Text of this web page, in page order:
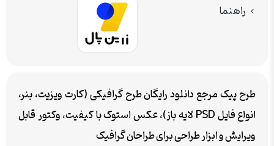
راهنما
طرح پیک مرجع دانلود رایگان طرح گرافیکی (کارت ویزیت، بنر،
انواع فایل PSD لایه باز)، عکس استوک با کیفیت، وکتور قابل
ویرایش و ابزار طراحی برای طراحان گرافیک